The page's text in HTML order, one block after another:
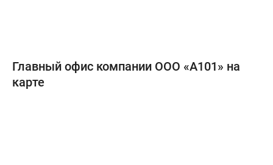
Главный офис компании ООО «А101» на
карте